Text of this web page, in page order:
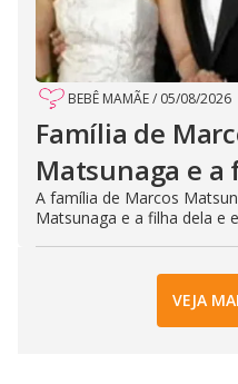
BEBÊ MAMÃE/ 05/08/2026
Família de
Matsunaga e a
A família de Marcos
Matsunaga e a filha dela e
VEJA